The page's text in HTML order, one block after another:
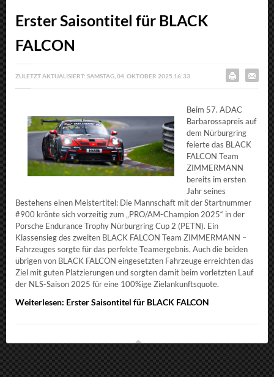
Erster Saisontitel für BLACK
FALCON
ZULETZT AKTUALISIERT: SAMSTAG, 04. OKTOBER 2025 16:33
Beim 57. ADAC
Barbarossapreis auf
dem Nürburgring
feierte das BLACK
FALCON Team
ZIMMERMANN
bereits im ersten
Jahr seines
Bestehens einen Meistertitel: Die Mannschaft mit der Startnummer
#900 krönte sich vorzeitig zum „PRO/AM-Champion 2025“ in der
Porsche Endurance Trophy Nürburgring Cup 2 (PETN). Ein
Klassensieg des zweiten BLACK FALCON Team ZIMMERMANN –
Fahrzeuges sorgte für das perfekte Teamergebnis. Auch die beiden
übrigen von BLACK FALCON eingesetzten Fahrzeuge erreichten das
Ziel mit guten Platzierungen und sorgten damit beim vorletzten Lauf
der NLS-Saison 2025 für eine 100%ige Zielankunftsquote.
Weiterlesen: Erster Saisontitel für BLACK FALCON